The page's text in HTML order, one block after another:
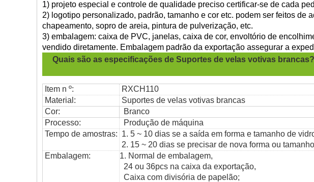
1) projeto especial e controle de qualidade preciso certificar-se de cada
2) logotipo personalizado, padrão, tamanho e cor etc. podem ser feitos de
chapeamento, sopro de areia, pintura de pulverização, etc.
3) embalagem: caixa de PVC, janelas, caixa de cor, envoltório de
vendido diretamente. Embalagem padrão da exportação assegurar a
Quais são as especificações de Suportes de velas votivas brancas?
Item n º:
RXCH110
Material:
Suportes de velas votivas brancas
Cor:
Branco
Processo:
Produção de máquina
Tempo de amostras: 1. 5 ~ 10 dias se a saída em forma e tamanho de
2. 15 ~ 20 dias se precisar de nova forma ou
Embalagem:
1. Normal de embalagem,
24 ou 36pcs na caixa da exportação,
Caixa com divisória de papelão;